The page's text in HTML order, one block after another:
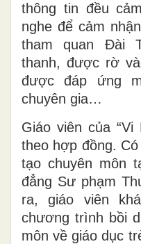
thông tin đều
nghe để cảm
tham quan Đài
thanh, được rờ
được đáp ứng
chuyên gia…
Giáo viên của
theo hợp đồng.
tạo chuyên môn
đẳng Sư phạm
ra, giáo viên
chương trình bồi
môn về giáo dục